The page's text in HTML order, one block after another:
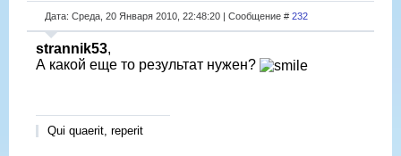
Дата: Среда, 20 Января 2010, 22:48:20 | Сообщение # 232
strannik53,
А какой еще то результат нужен?
Qui quaerit, reperit